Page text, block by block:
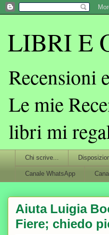
LIBRI E
Recensioni
Le mie
libri mi
Chi scrive...
Canale WhatsApp
Aiuta Luigia
Fiere; chiedo